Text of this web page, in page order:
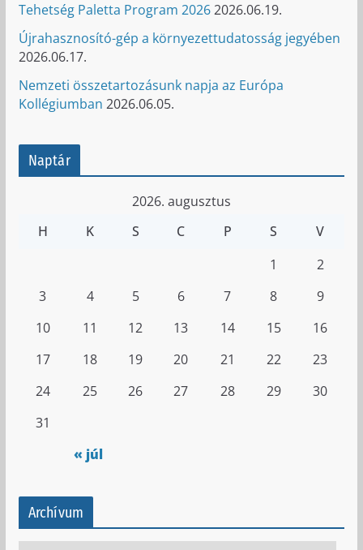
Tehetség Paletta Program 20262026.06.19.
Újrahasznosító-gép a környezettudatosság jegyében
2026.06.17.
Nemzeti összetartozásunk napja az Európa
Kollégiumban 2026.06.05.
Naptár
2026. augusztus
H
K S C P S V
« júl
1
2
3
4 5 6 7 8
9
10
11 12 13 14 15
16
17
18 19 20 21 22
23
24
25 26 27 28 29
30
31
Archívum